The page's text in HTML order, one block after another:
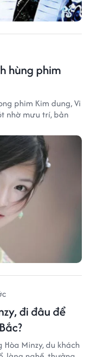
hùng phim
phim Kim dung, Vi
nhờ mưu trí, bản
đi đâu để
Minzy, du khách